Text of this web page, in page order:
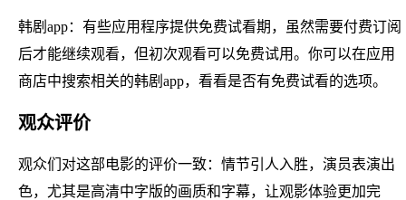
韩剧app：有些应用程序提供免费试看期，虽然需要付费订阅
后才能继续观看，但初次观看可以免费试用。你可以在应用
商店中搜索相关的韩剧app，看看是否有免费试看的选项。
观众评价
观众们对这部电影的评价一致：情节引人入胜，演员表演出
色，尤其是高清中字版的画质和字幕，让观影体验更加完